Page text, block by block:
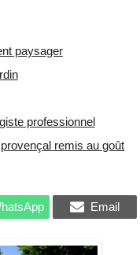
paysager
professionnel
remis au goût
Email